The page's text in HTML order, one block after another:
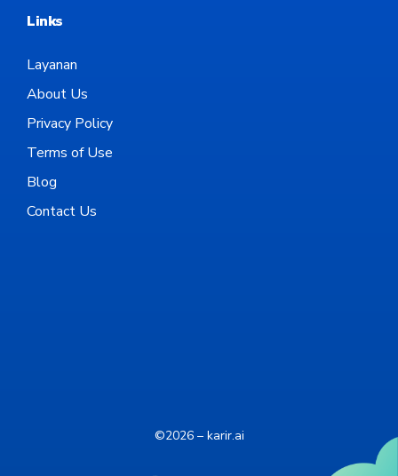
Links
Layanan
About Us
Privacy Policy
Terms of Use
Blog
Contact Us
©2026 – karir.ai